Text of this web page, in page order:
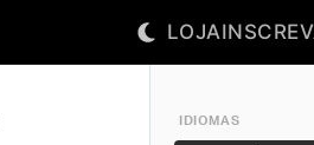
LOJA
IDIOMAS